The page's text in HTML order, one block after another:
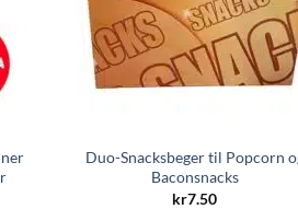
Duo-Snacksbeger til Popcorn
Baconsnacks
kr7.50